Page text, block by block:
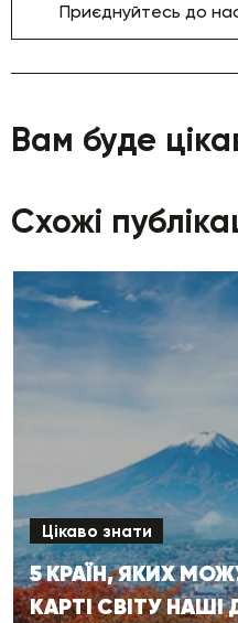
Приєднуйтесь до
Вам буде
Схожі
Цікаво знати
5 КРАЇН, ЯКИХ
КАРТІ СВІТУ НАШІ